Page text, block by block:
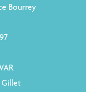
Bourrey
Gillet